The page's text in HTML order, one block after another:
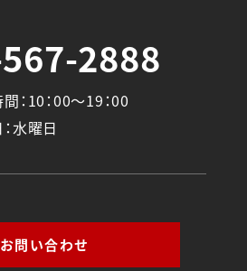
2888
：10：00～19：00
水曜日
お問い合わせ